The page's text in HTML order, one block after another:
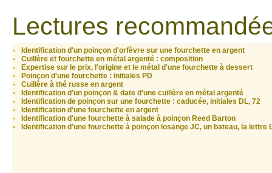
Lectures
Identification d'un poinçon d'orfèvre sur une fourchette en argent
Cuillère et fourchette en métal argenté : composition
Expertise sur le prix, l'origine et le métal d'une fourchette à dessert
Poinçon d'une fourchette : initiales PD
Cuillère à thé russe en argent
Identification d'un poinçon & date d'une cuillère en métal argenté
Identification de poinçon sur une fourchette : caducée, initiales DL, 72
Identification d'une fourchette en argent
Identification d'une fourchette à salade à poinçon Reed Barton
Identification d'une fourchette à poinçon losange JC, un bateau, la lettre